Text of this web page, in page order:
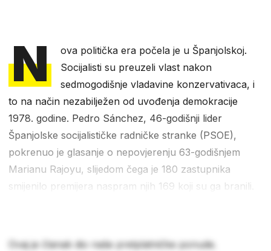
N
ova politička era počela je u Španjolskoj.
Socijalisti su preuzeli vlast nakon
sedmogodišnje vladavine konzervativaca, i
to na način nezabilježen od uvođenja demokracije
1978. godine. Pedro Sánchez, 46-godišnji lider
Španjolske socijalističke radničke stranke (PSOE),
pokrenuo je glasanje o nepovjerenju 63-godišnjem
Marianu Rajoyu, slijedom čega je 180 zastupnika
smijenilo premijera naspram njih 169 koji su ga branili.
Ovaj je članak dio naše pretplatničke ponude.